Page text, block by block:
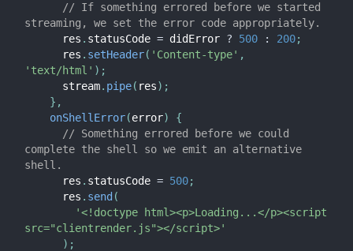
// If something errored before we started
streaming, we set the error code appropriately.
      res
. statusCode = didError ? 500 : 200;
      res
. setHeader( 'Content-type' ,
'text/html' ) ;
      stream
. pipe( res) ;
} ,
onShellError(error)
{
// Something errored before we could
complete the shell so we emit an alternative
shell.
      res
. statusCode = 500;
      res
. send (
'<!doctype html><p>Loading...</p><script
src="clientrender.js"></script>'
) ;
KÖZREMŰKÖDÉS
Hogyan segíthetsz
Kódbázis áttekintés
Implementáció megjegyzések
Tervezési elvek
GY.I.K
AJAX és API-k
Babel, JSX, és kompiláló lépések
Függvények küldése komponenseknek